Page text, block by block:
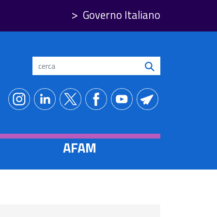
Governo Italiano
Search
AFAM